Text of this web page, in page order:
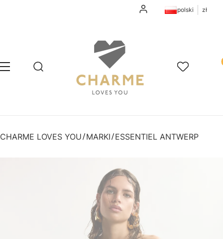
Zaloguj siępolski zł
Menu Otwórz wyszukiwarkę
Szukaj Ulubione
CHARME LOVES YOU MARKI ESSENTIEL ANTWERP